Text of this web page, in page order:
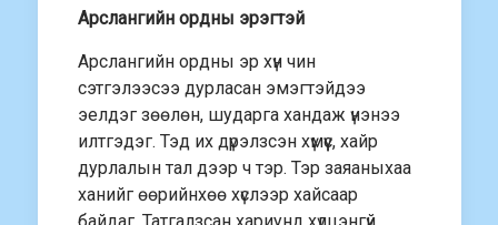
Арслангийн ордны эрэгтэй
Арслангийн ордны эр хүн чин
сэтгэлээсээ дурласан эмэгтэйдээ
эелдэг зөөлөн, шударга хандаж үнэнээ
илтгэдэг. Тэд их дүрэлзсэн хүмүүс, хайр
дурлалын тал дээр ч тэр. Тэр заяаныхаа
ханийг өөрийнхөө хүслээр хайсаар